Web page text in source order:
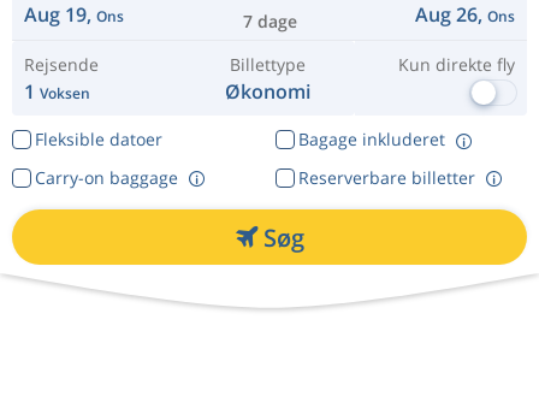
Aug 19, Ons 7 dage Aug 26, Ons
Rejsende
1 Voksen
Billettype
Økonomi
Kun direkte fly
Fleksible datoer
Bagage inkluderet
Reserverbare billetter
Carry-on baggage
Søg